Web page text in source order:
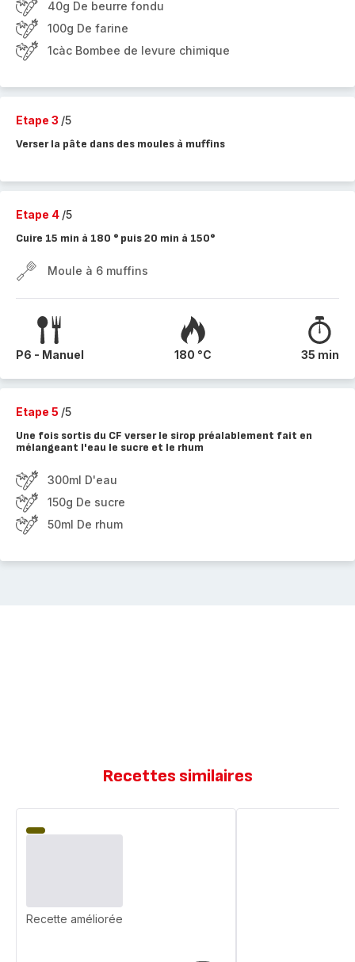
40g De beurre fondu
100g De farine
1càc Bombee de levure chimique
Etape 3 /5
Verser la pâte dans des moules à muffins
Etape 4 /5
Cuire 15 min à 180 ° puis 20 min à 150°
Moule à 6 muffins
P6 - Manuel 180 °C 35 min
Etape 5 /5
Une fois sortis du CF verser le sirop préalablement fait en
mélangeant l'eau le sucre et le rhum
300ml D'eau
150g De sucre
50ml De rhum
Recettes similaires
Recette améliorée
au